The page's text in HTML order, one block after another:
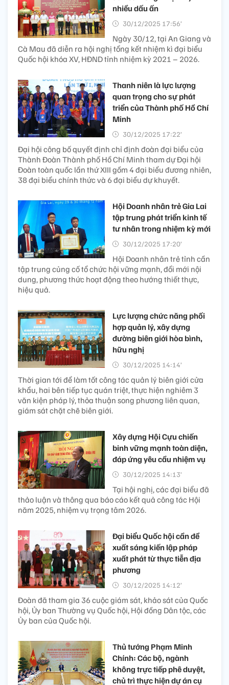
nhiều dấu ấn
30/12/2025 17:56’
Ngày 30/12, tại An Giang và
Cà Mau đã diễn ra hội nghị tổng kết nhiệm kì đại biểu
Quốc hội khóa XV, HĐND tỉnh nhiệm kỳ 2021 – 2026.
Thanh niên là lực lượng
quan trọng cho sự phát
triển của Thành phố Hồ Chí
Minh
30/12/2025 17:22’
Đại hội công bố quyết định chỉ định đoàn đại biểu của
Thành Đoàn Thành phố Hồ Chí Minh tham dự Đại hội
Đoàn toàn quốc lần thứ XIII gồm 4 đại biểu đương nhiên,
38 đại biểu chính thức và 6 đại biểu dự khuyết.
Hội Doanh nhân trẻ Gia Lai
tập trung phát triển kinh tế
tư nhân trong nhiệm kỳ mới
30/12/2025 17:20’
Hội Doanh nhân trẻ tỉnh cần
tập trung củng cố tổ chức hội vững mạnh, đổi mới nội
dung, phương thức hoạt động theo hướng thiết thực,
hiệu quả.
Lực lượng chức năng phối
hợp quản lý, xây dựng
đường biên giới hòa bình,
hữu nghị
30/12/2025 14:14’
Thời gian tới để làm tốt công tác quản lý biên giới cửa
khẩu, hai bên tiếp tục quán triệt, thực hiện nghiêm 3
văn kiện pháp lý, thỏa thuận song phương liên quan,
giám sát chặt chẽ biên giới.
Xây dựng Hội Cựu chiến
binh vững mạnh toàn diện,
đáp ứng yêu cầu nhiệm vụ
30/12/2025 14:13’
Tại hội nghị, các đại biểu đã
thảo luận và thông qua báo cáo kết quả công tác Hội
năm 2025, nhiệm vụ trọng tâm 2026.
Đại biểu Quốc hội cần đề
xuất sáng kiến lập pháp
xuất phát từ thực tiễn địa
phương
30/12/2025 14:12’
Đoàn đã tham gia 36 cuộc giám sát, khảo sát của Quốc
hội, Ủy ban Thường vụ Quốc hội, Hội đồng Dân tộc, các
Ủy ban của Quốc hội.
Thủ tướng Phạm Minh
Chính: Các bộ, ngành
không trực tiếp phê duyệt,
chủ trì thực hiện dự án cụ